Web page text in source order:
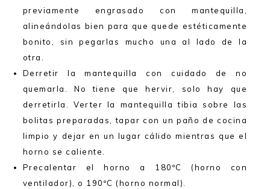
previamente engrasado con mantequilla,
alineándolas bien para que quede estéticamente
bonito, sin pegarlas mucho una al lado de la
otra.
Derretir la mantequilla con cuidado de no
quemarla. No tiene que hervir, solo hay que
derretirla. Verter la mantequilla tibia sobre las
bolitas preparadas, tapar con un paño de cocina
limpio y dejar en un lugar cálido mientras que el
horno se caliente.
Precalentar el horno a 180ºC (horno con
ventilador), o 190ºC (horno normal).